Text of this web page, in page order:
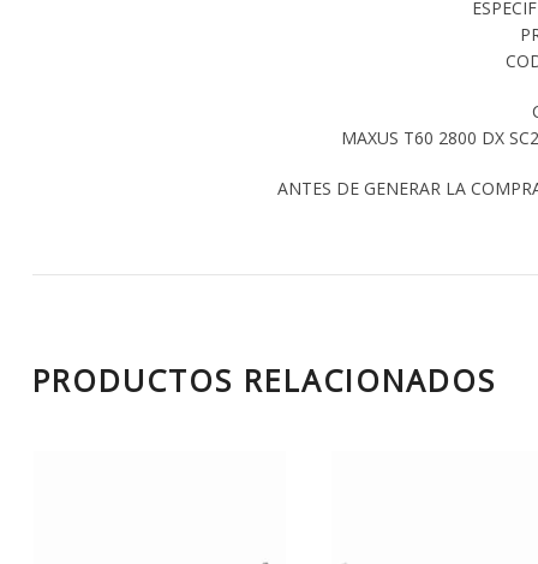
MAXUS T60 2800 DX
ANTES DE GENERAR LA
PRODUCTOS RELACIONADOS